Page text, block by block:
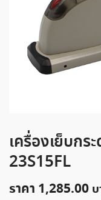
เครื่องเย็บกร
23S15FL
ราคา 1,285.00